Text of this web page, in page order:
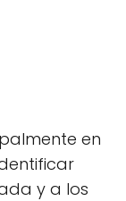
en
y a los